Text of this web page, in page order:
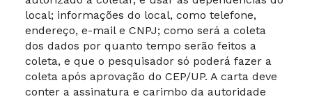
local; informações do local, como telefone,
endereço, e-mail e CNPJ; como será a coleta
dos dados por quanto tempo serão feitos a
coleta, e que o pesquisador só poderá fazer a
coleta após aprovação do CEP/UP. A carta deve
conter a assinatura e carimbo da autoridade